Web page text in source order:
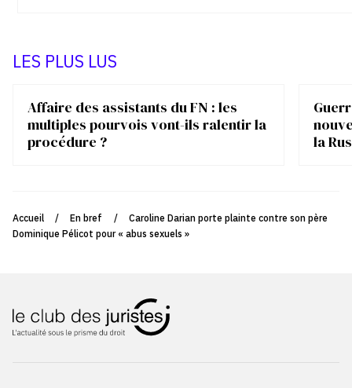
LES PLUS LUS
Affaire des assistants du FN : les
multiples pourvois vont-ils ralentir la
procédure ?
la
Accueil / En bref /
Caroline Darian porte plainte contre son père
Dominique Pélicot pour « abus sexuels »